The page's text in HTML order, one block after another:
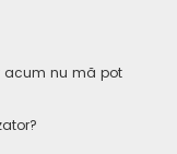
acum nu mă pot